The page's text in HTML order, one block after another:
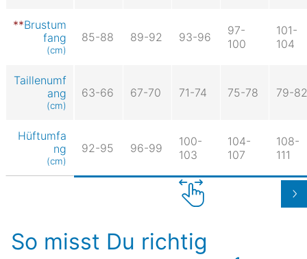
Brustum
fang
(cm)
85-88 89-92 93-96
97-
100
101-
104
Taillenumf
ang
(cm)
63-66 67-70 71-74 75-78 79-82
Hüftumfa
ng
(cm)
92-95 96-99
100-
103
104-
107
108-
111
So misst Du richtig